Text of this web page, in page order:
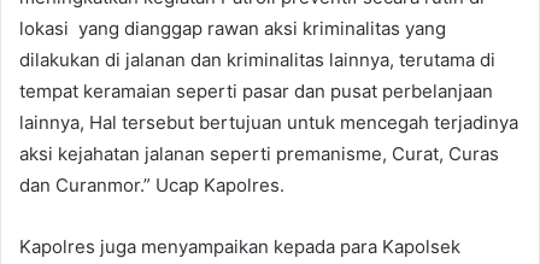
lokasi yang dianggap rawan aksi kriminalitas yang
dilakukan di jalanan dan kriminalitas lainnya, terutama di
tempat keramaian seperti pasar dan pusat perbelanjaan
lainnya, Hal tersebut bertujuan untuk mencegah terjadinya
aksi kejahatan jalanan seperti premanisme, Curat, Curas
dan Curanmor.” Ucap Kapolres.
Kapolres juga menyampaikan kepada para Kapolsek